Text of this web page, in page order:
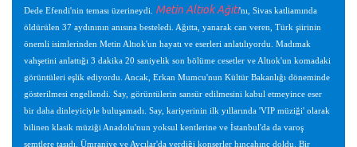
Dede Efendi'nin teması üzerineydi. Metin Altıok Ağıtı'nı, Sivas katliamında
öldürülen 37 aydınının anısına besteledi. Ağıtta, yanarak can veren, Türk şiirinin
önemli isimlerinden Metin Altıok'un hayatı ve eserleri anlatılıyordu. Madımak
vahşetini anlattığı 3 dakika 20 saniyelik son bölüme cesetler ve Altıok'un komadaki
görüntüleri eşlik ediyordu. Ancak, Erkan Mumcu'nun Kültür Bakanlığı döneminde
gösterilmesi engellendi. Say, görüntülerin sansür edilmesini kabul etmeyince eser
bir daha dinleyiciyle buluşamadı. Say, kariyerinin ilk yıllarında 'VIP müziği' olarak
bilinen klasik müziği Anadolu'nun yoksul kentlerine ve İstanbul'da da varoş
semtlere taşıdı. Ümraniye ve Avcılar'da verdiği konserler hıncahınç doldu. Bir